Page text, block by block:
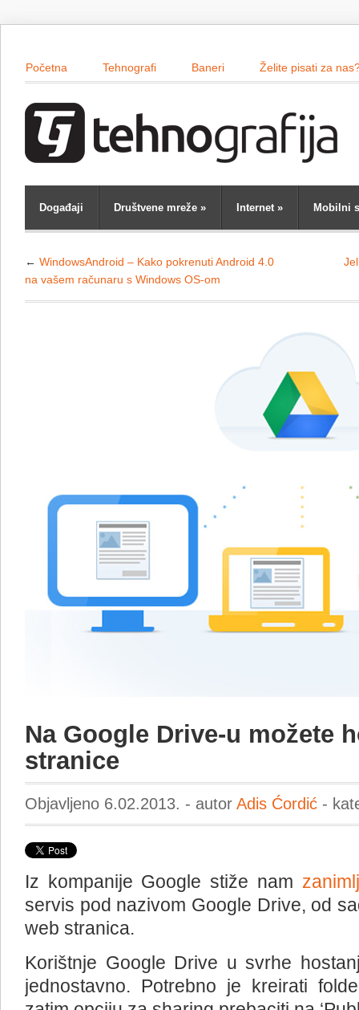
Početna Tehnografi Baneri Želite pisati za
Događaji Društvene mreže » Internet» Mobilni
← WindowsAndroid – Kako pokrenuti Android 4.0
na vašem računaru s Windows OS-om
Na Google Drive-u možete
stranice
Objavljeno 6.02.2013. - autor Adis Ćordić -
Iz kompanije Google stiže nam
servis pod nazivom Google Drive, od
web stranica.
Korištnje Google Drive u svrhe
jednostavno. Potrebno je kreirati